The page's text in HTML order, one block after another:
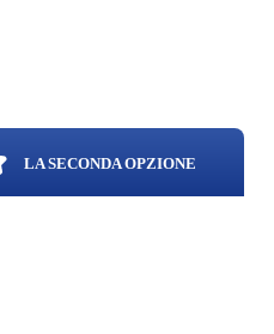
LA SECONDA OPZIONE